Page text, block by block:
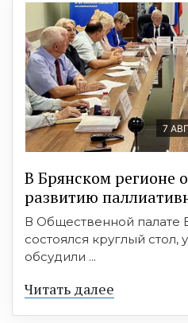
7
В Брянском регионе
развитию
В Общественной палате
состоялся круглый стол,
обсудили ...
Читать далее